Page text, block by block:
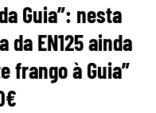
Guia”: nesta
EN125 ainda
frango à Guia”